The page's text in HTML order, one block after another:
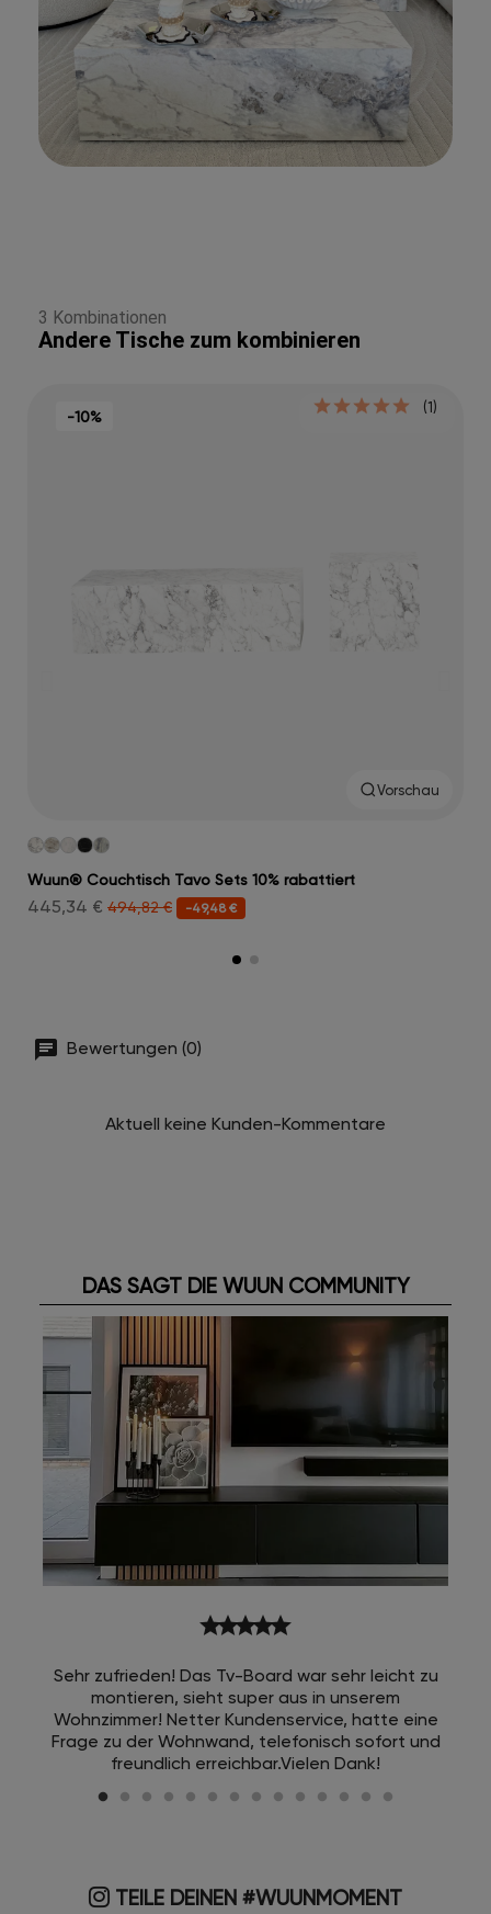
3 Kombinationen
Andere Tische zum kombinieren
-10%
Vorschau
Wuun® Couchtisch Tavo Sets 10% rabattiert
445,34 € 494,82 € -49,48 €
(1)
Bewertungen (0)
Aktuell keine Kunden-Kommentare
DAS SAGT DIE WUUN COMMUNITY
starstarstarstarstar
Sehr zufrieden! Das Tv-Board war sehr leicht zu
montieren, sieht super aus in unserem
Wohnzimmer! Netter Kundenservice, hatte eine
Frage zu der Wohnwand, telefonisch sofort und
freundlich erreichbar.Vielen Dank!
TEILE DEINEN #WUUNMOMENT